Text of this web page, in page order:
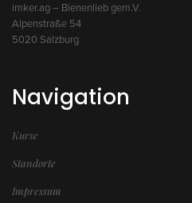
imker.ag – Bienenlieb gem.V.
Alpenstraße 54
5020 Salzburg
Navigation
Kurse
Standorte
Impressum